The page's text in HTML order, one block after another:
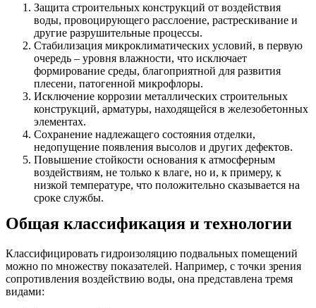
Защита строительных конструкций от воздействия
воды, провоцирующего расслоение, растрескивание и
другие разрушительные процессы.
Стабилизация микроклиматических условий, в первую
очередь – уровня влажности, что исключает
формирование среды, благоприятной для развития
плесени, патогенной микрофлоры.
Исключение коррозии металлических строительных
конструкций, арматуры, находящейся в железобетонных
элементах.
Сохранение надлежащего состояния отделки,
недопущение появления высолов и других дефектов.
Повышение стойкости основания к атмосферным
воздействиям, не только к влаге, но и, к примеру, к
низкой температуре, что положительно сказывается на
сроке службы.
Общая классификация и технологии
Классифицировать гидроизоляцию подвальных помещений
можно по множеству показателей. Например, с точки зрения
сопротивления воздействию воды, она представлена тремя
видами: